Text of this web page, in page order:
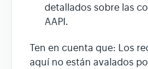
detallados sobre las
AAPI.
Ten en cuenta que: Los
aquí no están avalados